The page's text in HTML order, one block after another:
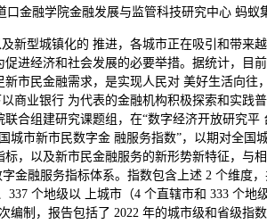
口金融学院金融发展与监管科技研究中心 蚂蚁
新型城镇化的 推进，各城市正在吸引和带来
进经济和社会发展的必要举措。据统计，目
市民金融需求，是实现人民对 美好生活向往
商业银行 为代表的金融机构积极探索和实践
合组建研究课题组，在“数字经济开放研究
城市新市民数字金 融服务指数”，以期对全
，以及新市民金融服务的新形势新特征，与
金融服务指标体系。指数包含上述 2 个维度
个地级以 上城市（4 个直辖市和 333 个
编制，报告包括了 2022 年的城市级和省级指